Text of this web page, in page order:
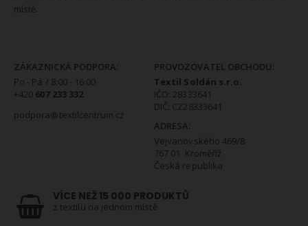
místě.
ZÁKAZNICKÁ PODPORA:
Po - Pá / 8:00 - 16:00
+420 607 233 332
podpora@textilcentrum.cz
PROVOZOVATEL OBCHODU:
Textil Soldán s.r.o.
IČO: 28333641
DIČ: CZ28333641
ADRESA:
Vejvanovského 469/8
767 01 Kroměříž
Česká republika
VÍCE NEŽ 15 000 PRODUKTŮ
z textilu na jednom místě